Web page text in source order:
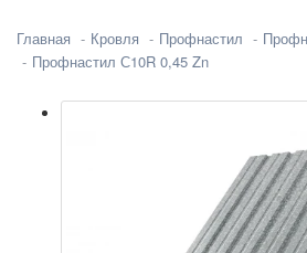
Главная Кровля Профнастил
Профнастил С10R 0,45 Zn